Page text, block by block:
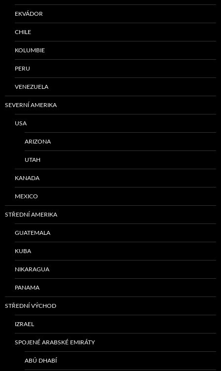
EKVÁDOR
CHILE
KOLUMBIE
PERU
VENEZUELA
SEVERNÍ AMERIKA
USA
ARIZONA
UTAH
KANADA
MEXICO
STŘEDNÍ AMERIKA
GUATEMALA
KUBA
NIKARAGUA
PANAMA
STŘEDNÍ VÝCHOD
IZRAEL
SPOJENÉ ARABSKÉ EMIRÁTY
ABÚ DHABÍ